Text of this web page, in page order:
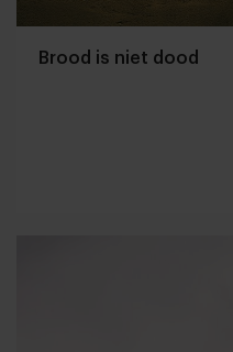
Brood is niet dood